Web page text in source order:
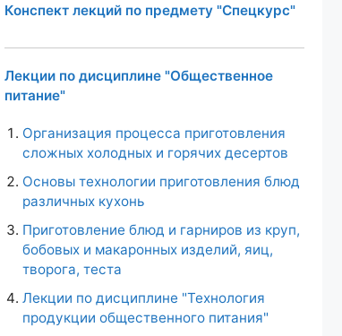
Конспект лекций по предмету "Спецкурс"
Лекции по дисциплине "Общественное
питание"
Организация процесса приготовления
сложных холодных и горячих десертов
Основы технологии приготовления блюд
различных кухонь
Приготовление блюд и гарниров из круп,
бобовых и макаронных изделий, яиц,
творога, теста
Лекции по дисциплине "Технология
продукции общественного питания"